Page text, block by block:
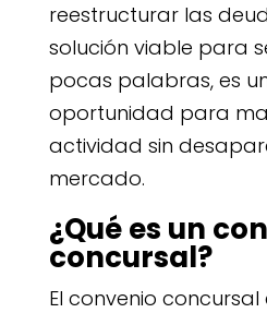
reestructurar las
solución viable para
pocas palabras, es
oportunidad para
actividad sin
mercado.
¿Qué es un
concursal?
El convenio